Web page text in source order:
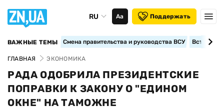
RU Аа Поддержать
ВАЖНЫЕ ТЕМЫ Смена правительства и руководства ВСУ
ГЛАВНАЯ ЭКОНОМИКА
РАДА ОДОБРИЛА ПРЕЗИДЕНТСКИЕ
ПОПРАВКИ К ЗАКОНУ О "ЕДИНОМ
ОКНЕ" НА ТАМОЖНЕ